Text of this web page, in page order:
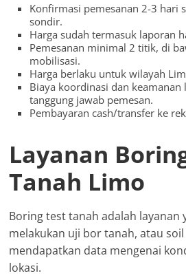
Konfirmasi pemesanan 2-3 hari
sondir.
Harga sudah termasuk laporan
Pemesanan minimal 2 titik, di
mobilisasi.
Harga berlaku untuk wilayah
Biaya koordinasi dan
tanggung jawab pemesan.
Pembayaran cash/transfer ke
Layanan
Tanah Limo
Boring test tanah adalah layanan
melakukan uji bor tanah, atau
mendapatkan data mengenai
lokasi.